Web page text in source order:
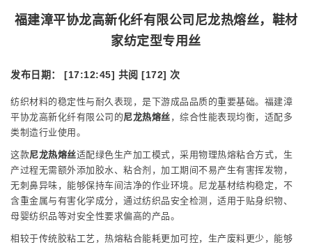
福建漳平协龙高新化纤有限公司尼龙热熔丝，鞋材
家纺定型专用丝
发布日期： [17:12:45] 共阅 [172] 次
纺织材料的稳定性与耐久表现，是下游成品品质的重要基础。福建漳
平协龙高新化纤有限公司的尼龙热熔丝 ，综合性能表现均衡，适配多
类制造行业使用。
这款尼龙热熔丝适配绿色生产加工模式，采用物理热熔粘合方式，生
产过程无需额外添加胶水、粘合剂，加工期间不易产生有害挥发物，
无刺鼻异味，能够保持车间洁净的作业环境。尼龙基材结构稳定，不
含重金属与有害化学成分，通过纺织品安全检测，适用于贴身织物、
母婴纺织品等对安全性要求偏高的产品。
相较于传统胶粘工艺，热熔粘合能耗更加可控，生产废料更少，能够